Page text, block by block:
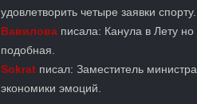
удовлетворить четыре заявки спорту.
Вавилова писала: Канула в Лету но
подобная.
Sokrat писал: Заместитель министра
экономики эмоций.